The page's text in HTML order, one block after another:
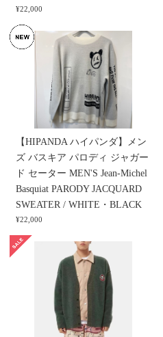
¥22,000
【HIPANDA ハイパンダ】メン
ズ バスキア パロディ ジャガー
ド セーター MEN'S Jean-Michel
Basquiat PARODY JACQUARD
SWEATER / WHITE・BLACK
¥22,000